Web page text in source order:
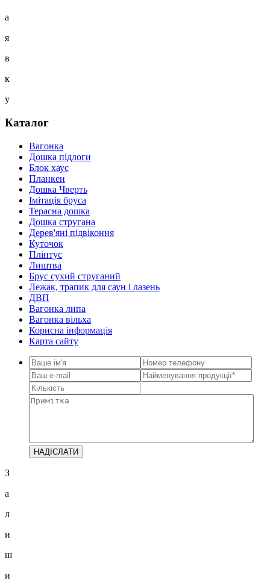
а
я
в
к
у
Каталог
Вагонка
Дошка підлоги
Блок хаус
Планкен
Дошка Чверть
Iмітація бруса
Терасна дошка
Дошка стругана
Дерев'яні підвіконня
Куточок
Плінтус
Лиштва
Брус сухий струганий
Лежак, трапик для саун і лазень
ДВП
Вагонка липа
Вагонка вільха
Корисна інформація
Карта сайту
З
а
л
и
ш
и